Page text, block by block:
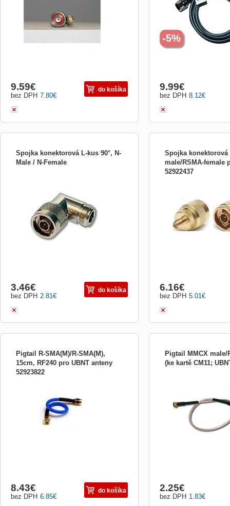
7.80€
bez DPH
9.59€ do košíka
8.12€
bez DPH
9.99€
-5%
Spojka konektorová L-kus 90°, N-
Male / N-Female
2.81€
bez DPH
3.46€ do košíka
Spojka konektorová
male/RSMA-female
52922437
5.01€
bez DPH
6.16€
Pigtail R-SMA(M)/R-SMA(M),
15cm, RF240 pro UBNT anteny
52923822
(napr. Rocket M5) k AirMax anténam.
6.85€
bez DPH
8.43€ do košíka
Pigtail MMCX male/
(ke kartě CM11;
1.83€
bez DPH
2.25€